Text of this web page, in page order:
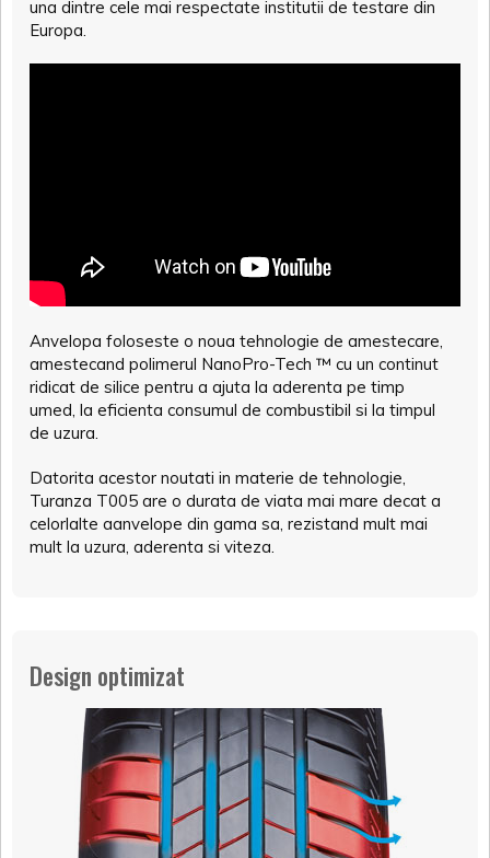
una dintre cele mai respectate institutii de testare din
Europa.
Anvelopa foloseste o noua tehnologie de amestecare,
amestecand polimerul NanoPro-Tech ™ cu un continut
ridicat de silice pentru a ajuta la aderenta pe timp
umed, la eficienta consumul de combustibil si la timpul
de uzura.
Datorita acestor noutati in materie de tehnologie,
Turanza T005 are o durata de viata mai mare decat a
celorlalte aanvelope din gama sa, rezistand mult mai
mult la uzura, aderenta si viteza.
Design optimizat